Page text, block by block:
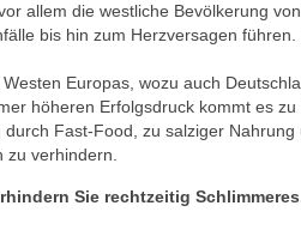
allem die westliche Bevölkerung
bis hin zum Herzversagen
Europas, wozu auch
höheren Erfolgsdruck kommt es
Fast-Food, zu salziger
verhindern.
Sie rechtzeitig